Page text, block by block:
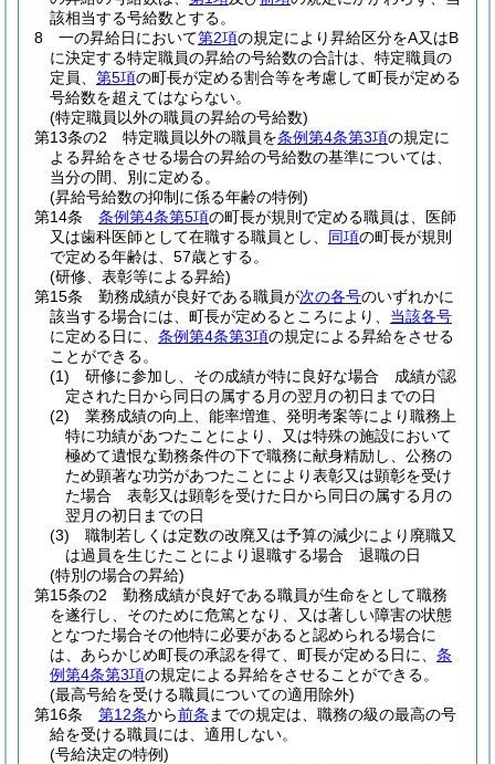
該相当する号給数とする。
8
一の昇給日において第2項の規定により昇給区分をA又はB
に決定する特定職員の昇給の号給数の合計は、特定職員の
定員、 第5項の町長が定める割合等を考慮して町長が定める
号給数を超えてはならない。
(特定職員以外の職員の昇給の号給数)
第13条の2
特定職員以外の職員を条例第4条第3項の規定に
よる昇給をさせる場合の昇給の号給数の基準については、
当分の間、別に定める。
(昇給号給数の抑制に係る年齢の特例)
第14条
条例第4条第5項の町長が規則で定める職員は、医師
又は歯科医師として在職する職員とし、 同項の町長が規則
で定める年齢は、57歳とする。
(研修、表彰等による昇給)
第15条
勤務成績が良好である職員が次の各号のいずれかに
該当する場合には、町長が定めるところにより、 当該各号
に定める日に、 条例第4条第3項の規定による昇給をさせる
ことができる。
(1)
研修に参加し、その成績が特に良好な場合 成績が認
定された日から同日の属する月の翌月の初日までの日
(2)
業務成績の向上、能率増進、発明考案等により職務上
特に功績があつたことにより、又は特殊の施設において
極めて遺恨な勤務条件の下で職務に献身精励し、公務の
ため顕著な功労があつたことにより表彰又は顕彰を受け
た場合 表彰又は顕彰を受けた日から同日の属する月の
翌月の初日までの日
(3)
職制若しくは定数の改廃又は予算の減少により廃職又
は過員を生じたことにより退職する場合 退職の日
(特別の場合の昇給)
第15条の2
勤務成績が良好である職員が生命をとして職務
を遂行し、そのために危篤となり、又は著しい障害の状態
となつた場合その他特に必要があると認められる場合に
は、あらかじめ町長の承認を得て、町長が定める日に、 条
例第4条第3項の規定による昇給をさせることができる。
(最高号給を受ける職員についての適用除外)
第16条
第12条から前条 までの規定は、職務の級の最高の号
給を受ける職員には、適用しない。
(号給決定の特例)